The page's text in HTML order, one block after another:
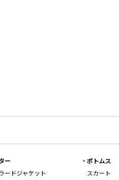
ー
ードジャケット
ボトムス
スカート